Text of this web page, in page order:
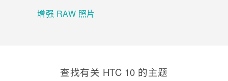
增强 RAW 照片
查找有关 HTC 10 的主题